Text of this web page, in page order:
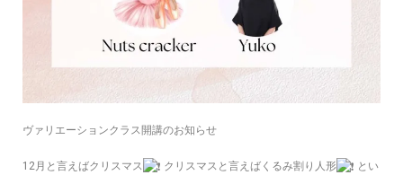
ヴァリエーションクラス開講のお知らせ
12月と言えばクリスマス クリスマスと言えばくるみ割り人形
とい